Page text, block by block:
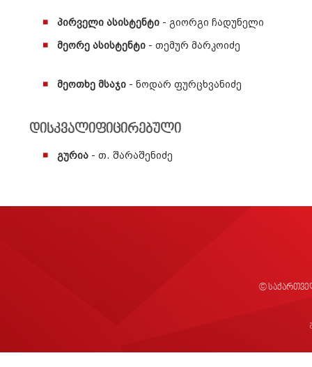
პირველი ასისტენტი - გიორგი ჩადუნელი
მეორე ასისტენტი - თემურ მარკოიძე
მეოთხე მსაჯი - ნოდარ ფურცხვანიძე
დისკვალიფიცირებული
გურია - თ. შარაშენიძე
©